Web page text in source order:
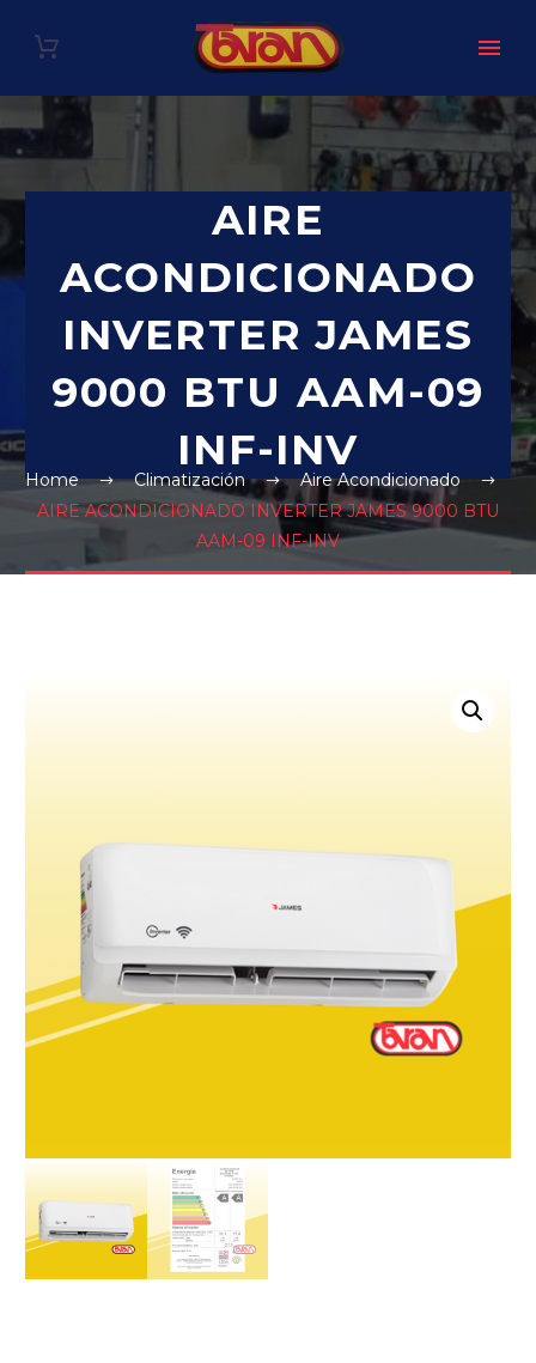
AIRE
ACONDICIONADO
INVERTER JAMES
9000 BTU AAM-09
INF-INV
Home Climatización
Aire Acondicionado
AIRE ACONDICIONADO INVERTER JAMES 9000 BTU
AAM-09 INF-INV